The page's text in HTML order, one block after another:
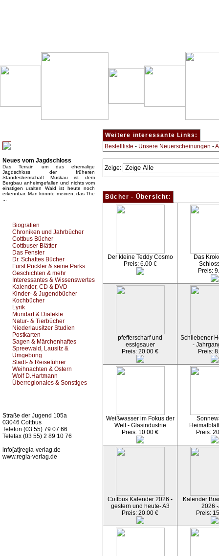
Neues vom Jagdschloss
Das Terrain um das ehemalige
Jagdschloss der früheren
Standesherrschaft Muskau ist dem
Bergbau anheimgefallen und nichts vom
einstigen uralten Wald ist heute noch
erkennbar. Man könnte meinen, das The
Biografien
Chroniken und Jahrbücher
Cottbus Bücher
Cottbuser Blätter
Das Fenster
Dr. Schattes Bücher
Fürst Pückler & seine Parks
Geschichten & mehr
Interessantes & Wissenswertes
Kalender, CD & DVD
Kinder- & Jugendbücher
Kochbücher
Lyrik
Mundart & Dialekte
Natur- & Tierbücher
Niederlausitzer Studien
Postkarten
Sagen & Märchenhaftes
Spreewald, Lausitz &
Umgebung
Stadt- & Reiseführer
Weihnachten & Ostern
Wolf D.Hartmann
Überregionales & Sonstiges
Straße der Jugend 105a
03046 Cottbus
Telefon (03 55) 79 07 66
Telefax (03 55) 2 89 10 76
info[at]regia-verlag.de
www.regia-verlag.de
Weitere interessante Links:
Bestellliste - Unsere Neuerscheinungen -
Zeige:
Bücher - Übersicht:
Der kleine Teddy Cosmo
Preis: 6.00 €
Das
Preis:
pfefferscharf und
essigsauer
Preis: 20.00 €
Schliebener
-
Preis:
Weißwasser im Fokus der
Welt - Glasindustrie
Preis: 10.00 €
Preis:
Cottbus Kalender 2026 -
gestern und heute- A3
Preis: 20.00 €
Kalender
2026
Preis: